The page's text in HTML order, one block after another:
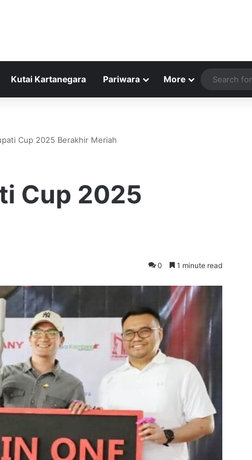
Kutai Kartanegara Pariwara More
Cup 2025 Berakhir Meriah
Cup 2025
0 1 minute read